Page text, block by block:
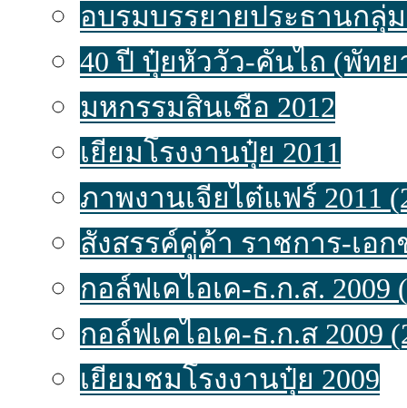
อบรมบรรยายประธานก
40 ปี ปุ๋ยหัววัว-คันไถ (พัทย
มหกรรมสินเชื่อ 2012
เยี่ยมโรงงานปุ๋ย 2011
ภาพงานเจียไต๋แฟร์ 2011
สังสรรค์คู่ค้า ราชการ-เอก
กอล์ฟเคไอเค-ธ.ก.ส. 2009
กอล์ฟเคไอเค-ธ.ก.ส 2009
เยี่ยมชมโรงงานปุ๋ย 2009